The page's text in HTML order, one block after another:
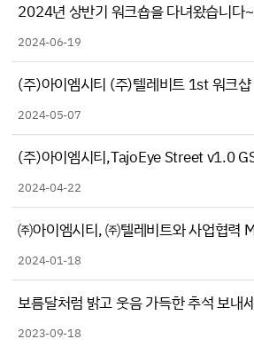
2024년 상반기 워크숍을 다녀왔습니다
2024-06-19
(주)아이엠시티 (주)텔레비트 1st 워크샵
2024-05-07
(주)아이엠시티,TajoEye Street v1.0
2024-04-22
㈜아이엠시티, ㈜텔레비트와 사업협력
2024-01-18
보름달처럼 밝고 웃음 가득한 추석 보내
2023-09-18